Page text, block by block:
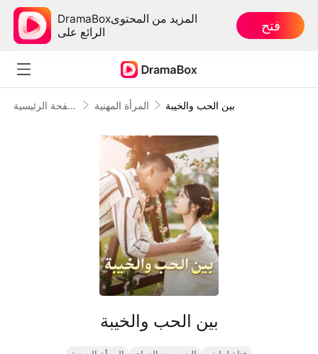
DramaBoxالمزيد من المحتوى
الرائع على
فتح
الصفحة الرئيسية المرأة المهنية بين الحب والخيبة
بين الحب والخيبة